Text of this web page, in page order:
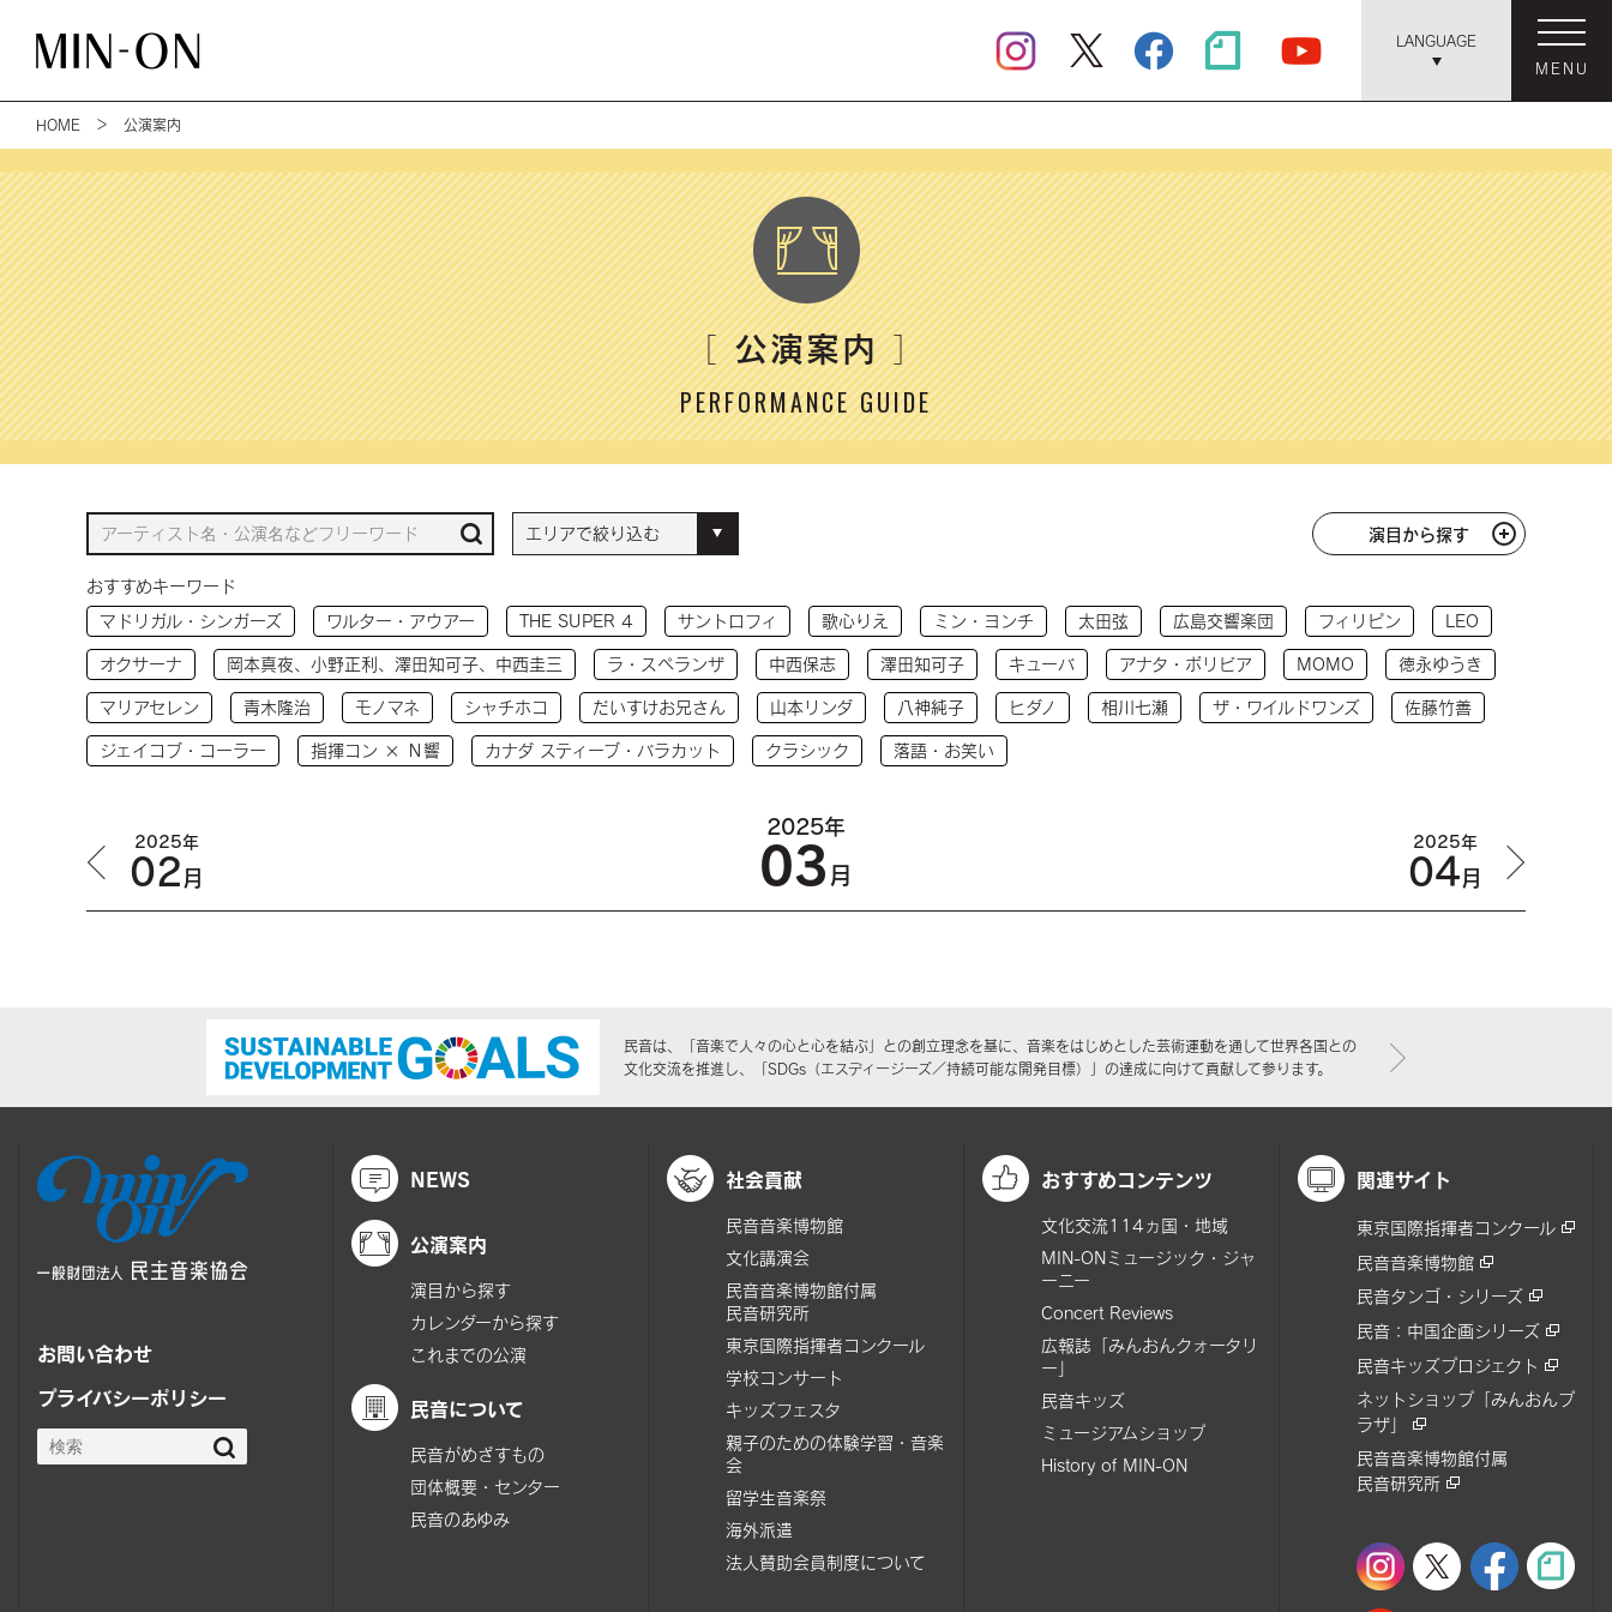
LANGUAGE
MENU
HOME ＞ 公演案内
［公演案内］
PERFORMANCE GUIDE
演目から探す
おすすめキーワード
マドリガル・シンガーズ
ワルター・アウアー THE SUPER 4 サントロフィ 歌心りえ ミン・ヨンチ 太田弦 広島交響楽団 フィリピン LEO
オクサーナ 岡本真夜、小野正利、澤田知可子、中西圭三 ラ・スペランザ 中西保志 澤田知可子 キューバ アナタ・ボリビア MOMO 徳永ゆうき
マリアセレン 青木隆治 モノマネ シャチホコ だいすけお兄さん 山本リンダ 八神純子 ヒダノ 相川七瀬 ザ・ワイルドワンズ 佐藤竹善
ジェイコブ・コーラー 指揮コン × Ｎ響 カナダ スティーブ・バラカット クラシック 落語・お笑い
2025年
02月
2025年
03 月
2025年
04月
民音は、「音楽で人々の心と心を結ぶ」との創立理念を基に、音楽をはじめとした芸術運動を通して世界各国との
文化交流を推進し、「SDGs（エスディージーズ／持続可能な開発目標）」の達成に向けて貢献して参ります。
お問い合わせ
プライバシーポリシー
NEWS
公演案内
演目から探す
カレンダーから探す
これまでの公演
民音について
民音がめざすもの
団体概要・センター
民音のあゆみ
社会貢献
民音音楽博物館
文化講演会
民音音楽博物館付属
民音研究所
東京国際指揮者コンクール
学校コンサート
キッズフェスタ
親子のための体験学習・音楽
会
留学生音楽祭
海外派遣
法人賛助会員制度について
おすすめコンテンツ
文化交流114ヵ国・地域
MIN-ONミュージック・ジャ
ーニー
Concert Reviews
広報誌「みんおんクォータリ
ー」
民音キッズ
ミュージアムショップ
History of MIN-ON
関連サイト
東京国際指揮者コンクール
民音音楽博物館
民音タンゴ・シリーズ
民音：中国企画シリーズ
民音キッズプロジェクト
ネットショップ「みんおんプ
ラザ」
民音音楽博物館付属
民音研究所